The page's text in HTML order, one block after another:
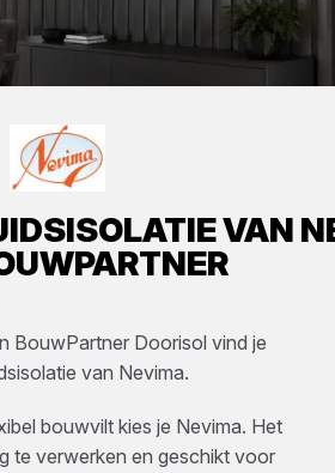
VAN
BouwPartner Doorisol vind je
van Nevima.
bouwvilt kies je Nevima. Het
te verwerken en geschikt voor